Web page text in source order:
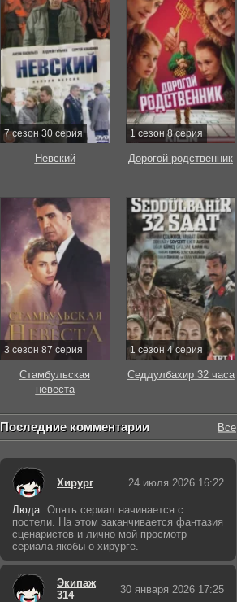
7 сезон 30 серия
Невский
1 сезон 8 серия
Дорогой родственник
3 сезон 87 серия
Стамбульская
невеста
1 сезон 4 серия
Седдулбахир 32 часа
Последние комментарии Все
Хирург 24 июля 2026 16:22
Люда: Опять сериал начинается с
постели. На этом заканчивается фантазия
сценаристов и лично мой просмотр
сериала якобы о хирурге.
Экипаж
314
30 января 2026 17:25